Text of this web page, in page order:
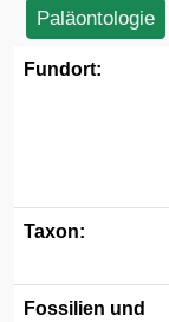
Paläontologie
Fundort:
Taxon:
Fossilien und